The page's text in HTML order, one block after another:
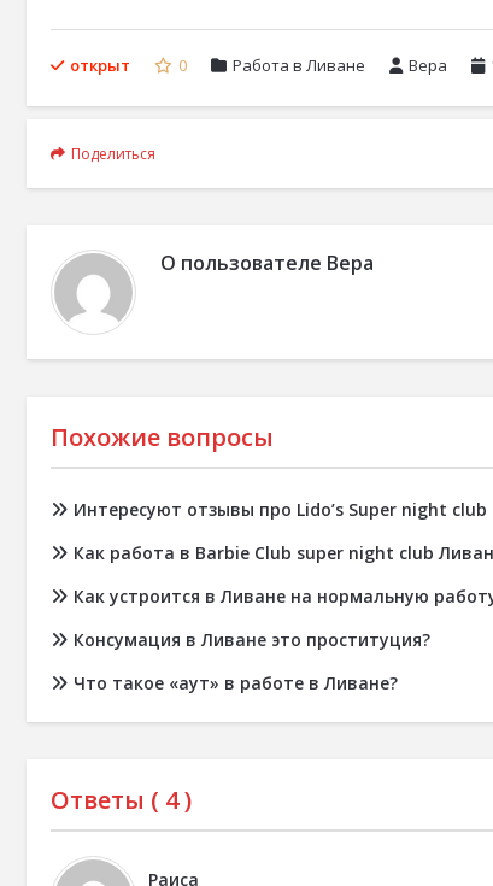
открыт 0 Работа в Ливане Вера
Поделиться
О пользователе Вера
Похожие вопросы
Интересуют отзывы про Lido’s Super night
Как работа в Barbie Club super night club
Как устроится в Ливане на нормальную
Консумация в Ливане это проституция?
Что такое «аут» в работе в Ливане?
Ответы ( 4)
Раиса